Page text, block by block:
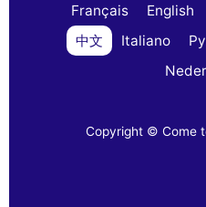
Français English
中文
Italiano
Copyright © Come